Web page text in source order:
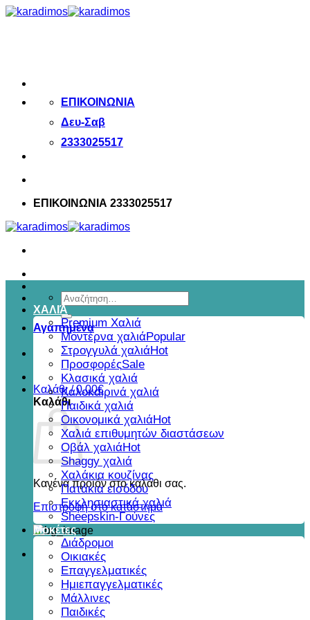
Μετάβαση
ΕΠΙΚΟΙΝΩΝΙΑ
Δευ-Σαβ
2333025517
ΕΠΙΚΟΙΝΩΝΙΑ 2333025517
Αναζήτηση
για:
Αγαπημένα
Καλάθι /0,00€
Καλάθι
Κανένα προϊόν στο καλάθι σας.
Επιστροφή στο κατάστημα
ΧΑΛΙΆ
Premium Χαλιά
Μοντέρνα χαλιά
Στρογγυλά χαλιά
Προσφορές
Κλασικά χαλιά
Καλοκαιρινά χαλιά
Παιδικά χαλιά
Οικονομικά χαλιά
Χαλιά επιθυμητών διαστάσεων
Οβάλ χαλιά
Shaggy χαλιά
Χαλάκια κουζίνας
Πατάκια εισόδου
Εκκλησιαστικά χαλιά
Sheepskin-Γούνες
Μοκέτες
Διάδρομοι
Οικιακές
Επαγγελματικές
Ημιεπαγγελματικές
Μάλλινες
Παιδικές